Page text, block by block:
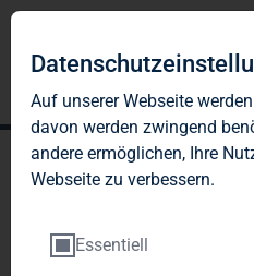
Auf unserer Webseite
davon werden zwingend
andere ermöglichen, Ihre
Webseite zu verbessern.
Essentiell